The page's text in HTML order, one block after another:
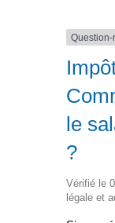
Question-
le
?
Vérifié le
légale et